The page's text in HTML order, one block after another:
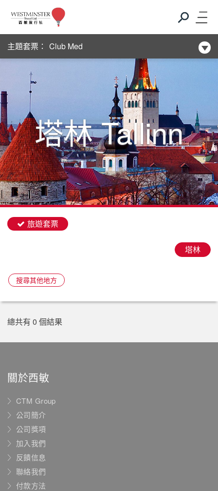
主題套票：
新酒店系列
Club Med
新酒店系列
塔林Tallinn
旅遊套票
塔林
搜尋其他地方
總共有 0 個結果
關於西敏
CTM Group
公司簡介
公司獎項
加入我們
反饋信息
聯絡我們
付款方法